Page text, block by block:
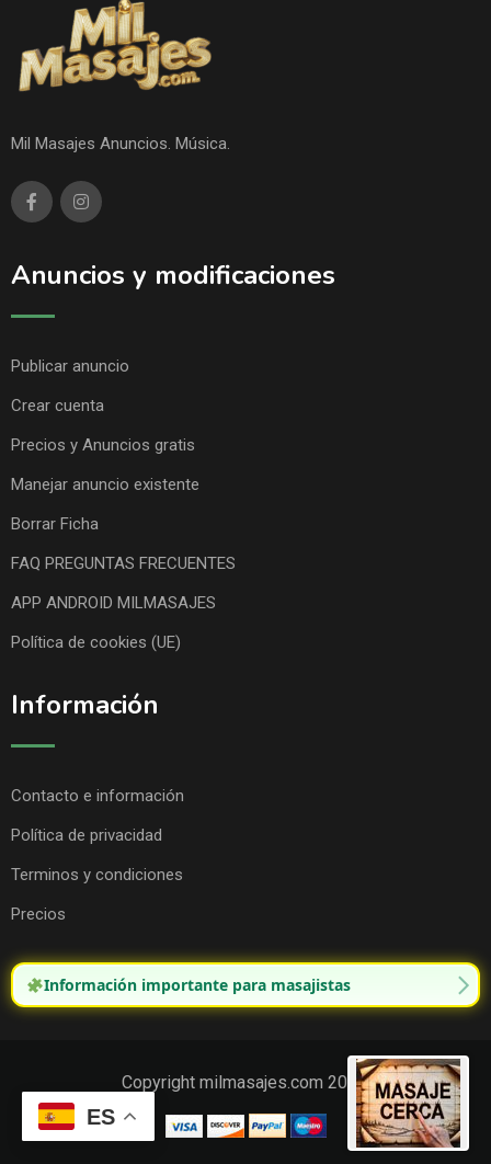
Mil Masajes Anuncios. Música.
Anuncios y modificaciones
Publicar anuncio
Crear cuenta
Precios y Anuncios gratis
Manejar anuncio existente
Borrar Ficha
FAQ PREGUNTAS FRECUENTES
APP ANDROID MILMASAJES
Política de cookies (UE)
Información
Contacto e información
Política de privacidad
Terminos y condiciones
Precios
Información importante para masajistas
Copyright milmasajes.com 2025.
ES